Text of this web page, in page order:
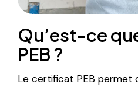
Qu’est-ce
PEB ?
Le certificat PEB permet